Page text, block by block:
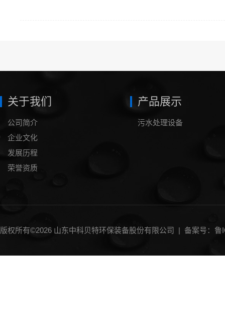
关于我们
公司简介
企业文化
发展历程
荣誉资质
产品展示
污水处理设备
版权所有©2026 山东中科贝特环保装备股份有限公司 | 备案号：鲁